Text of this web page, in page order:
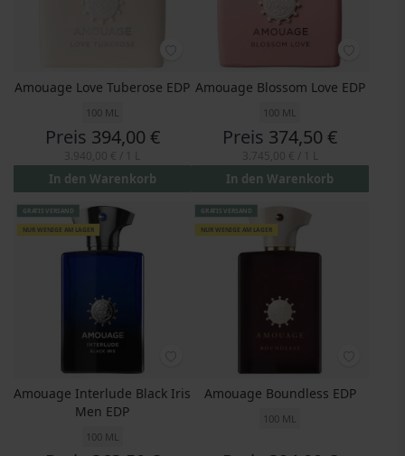
Amouage Love Tuberose EDP
100 ML
Preis 394,00 €
In den Warenkorb
Amouage Blossom Love EDP
100 ML
Preis 374,50 €
In den Warenkorb
GRATIS VERSAND
NUR WENIGE AM LAGER
Amouage Interlude Black Iris
Men EDP
100 ML
GRATIS VERSAND
NUR WENIGE AM LAGER
Amouage Boundless EDP
100 ML